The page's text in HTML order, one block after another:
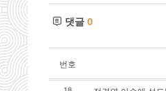
댓글 0
번호